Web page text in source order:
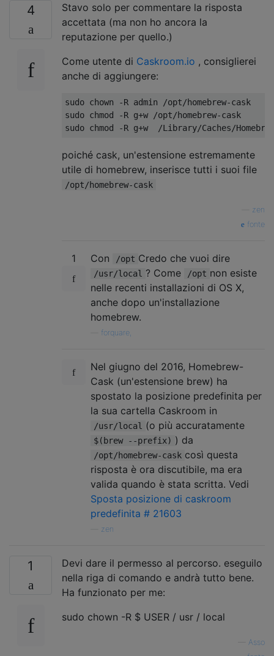
4
Stavo solo per commentare la risposta
accettata (ma non ho ancora la
reputazione per quello.)
Come utente di Caskroom.io , consiglierei
anche di aggiungere:
sudo chown -R admin /opt/homebrew-cask
sudo chmod -R g+w /opt/homebrew-cask
poiché cask, un'estensione estremamente
utile di homebrew, inserisce tutti i suoi file
/opt/homebrew-cask
zen
fonte
1 Con /opt Credo che vuoi dire
/usr/local ? Come /opt non esiste
nelle recenti installazioni di OS X,
anche dopo un'installazione
homebrew.
forquare,
Nel giugno del 2016, Homebrew-
Cask (un'estensione brew) ha
spostato la posizione predefinita per
la sua cartella Caskroom in
/usr/local (o più accuratamente
$(brew --prefix) ) da
/opt/homebrew-cask così questa
risposta è ora discutibile, ma era
valida quando è stata scritta. Vedi
Sposta posizione di caskroom
predefinita # 21603
zen
1
Devi dare il permesso al percorso. eseguilo
nella riga di comando e andrà tutto bene.
Ha funzionato per me:
sudo chown -R $ USER / usr / local
Asso